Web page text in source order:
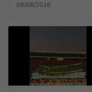
09/08/2026